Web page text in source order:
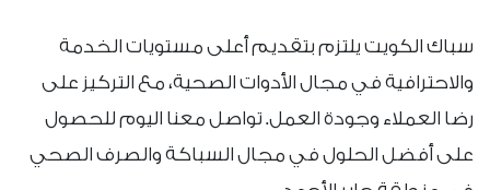
سباك الكويت يلتزم بتقديم أعلى مستويات الخدمة
والاحترافية في مجال الأدوات الصحية، مع التركيز على
رضا العملاء وجودة العمل. تواصل معنا اليوم للحصول
على أفضل الحلول في مجال السباكة والصرف الصحي